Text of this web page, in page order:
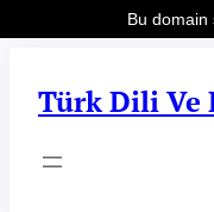
Türk Dili Ve
Bu domain